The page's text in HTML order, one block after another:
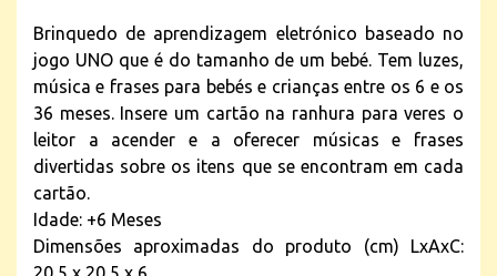
Brinquedo de aprendizagem eletrónico baseado no
jogo UNO que é do tamanho de um bebé. Tem luzes,
música e frases para bebés e crianças entre os 6 e os
36 meses. Insere um cartão na ranhura para veres o
leitor a acender e a oferecer músicas e frases
divertidas sobre os itens que se encontram em cada
cartão.
Idade: +6 Meses
Dimensões aproximadas do produto (cm) LxAxC: